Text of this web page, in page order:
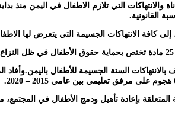
التي تلازم الاطفال في اليمن منذ
القانونية.
كافة الانتهاكات الجسيمة التي يتعرض لها
بإعادة تأهيل ودمج الأطفال في